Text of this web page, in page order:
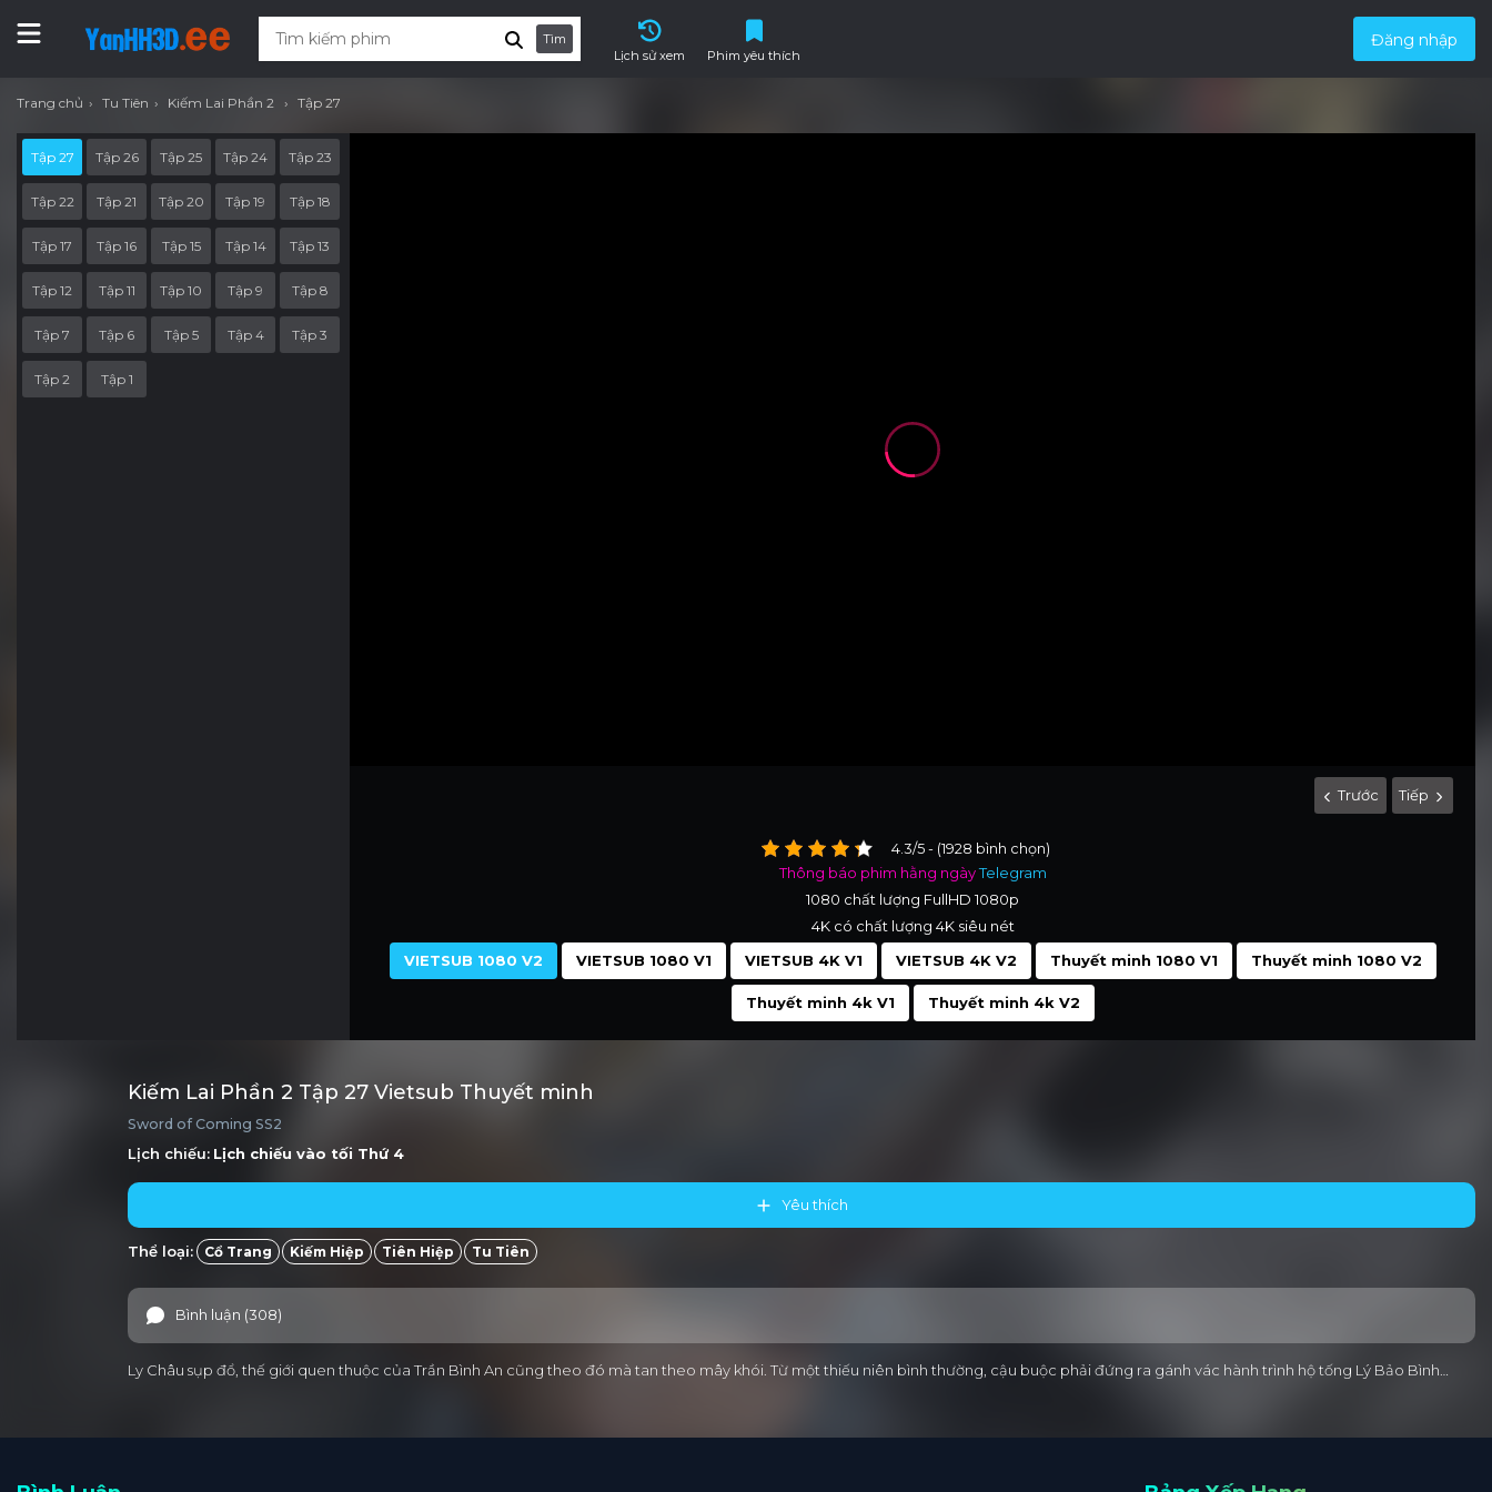
Tìm
Lịch sử xem
Phim yêu thích
Đăng nhập
Trang chủ Tu Tiên Kiếm Lai Phần 2 Tập 27
Trước Tiếp
4.3/5 - (1928 bình chọn)
Thông báo phim hằng ngàyTelegram
1080 chất lượng FullHD 1080p
4K có chất lượng 4K siêu nét
VIETSUB 1080 V2
VIETSUB 1080 V1 VIETSUB 4K V1 VIETSUB 4K V2 Thuyết minh 1080 V1 Thuyết minh 1080 V2
Thuyết minh 4k V1 Thuyết minh 4k V2
Tập 27 Tập 26 Tập 25 Tập 24 Tập 23
Tập 22 Tập 21 Tập 20 Tập 19 Tập 18
Tập 17 Tập 16 Tập 15 Tập 14 Tập 13
Tập 12 Tập 11 Tập 10 Tập 9 Tập 8
Tập 7 Tập 6 Tập 5 Tập 4 Tập 3
Tập 2 Tập 1
Kiếm Lai Phần 2 Tập 27 Vietsub Thuyết minh
Sword of Coming SS2
Lịch chiếu: Lịch chiếu vào tối Thứ 4
Yêu thích
Thể loại: Cổ Trang Kiếm Hiệp Tiên Hiệp Tu Tiên
Bình luận (308)
Ly Châu sụp đổ, thế giới quen thuộc của Trần Bình An cũng theo đó mà tan theo mây khói. Từ một thiếu niên bình thường, cậu buộc phải đứng ra gánh vác hành trình hộ tống Lý Bảo Bình…